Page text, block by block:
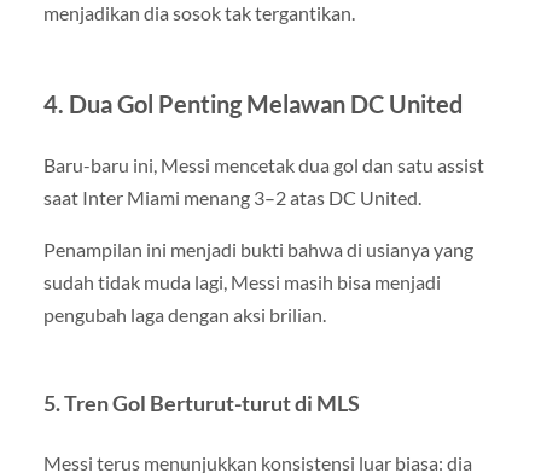
menjadikan dia sosok tak tergantikan.
4. Dua Gol Penting Melawan DC United
Baru-baru ini, Messi mencetak dua gol dan satu assist
saat Inter Miami menang 3–2 atas DC United.
Penampilan ini menjadi bukti bahwa di usianya yang
sudah tidak muda lagi, Messi masih bisa menjadi
pengubah laga dengan aksi brilian.
5. Tren Gol Berturut-turut di MLS
Messi terus menunjukkan konsistensi luar biasa: dia